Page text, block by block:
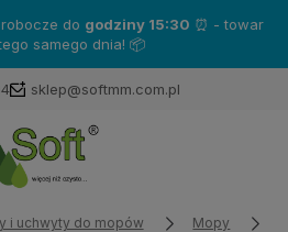
do godziny 15:30 ⏰ - towar
samego dnia! 📦
sklep@softmm.com.pl
i uchwyty do mopów Mopy